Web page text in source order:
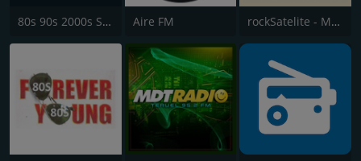
80s 90s 2000s Super Hits UK Aire FM rockSatelite - MadridONE